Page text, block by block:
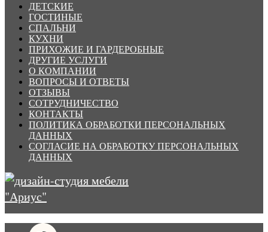
ДЕТСКИЕ
ГОСТИНЫЕ
СПАЛЬНИ
КУХНИ
ПРИХОЖИЕ И ГАРДЕРОБНЫЕ
ДРУГИЕ УСЛУГИ
О КОМПАНИИ
ВОПРОСЫ И ОТВЕТЫ
ОТЗЫВЫ
СОТРУДНИЧЕСТВО
КОНТАКТЫ
ПОЛИТИКА ОБРАБОТКИ ПЕРСОНАЛЬНЫХ
ДАННЫХ
СОГЛАСИЕ НА ОБРАБОТКУ ПЕРСОНАЛЬНЫХ
ДАННЫХ